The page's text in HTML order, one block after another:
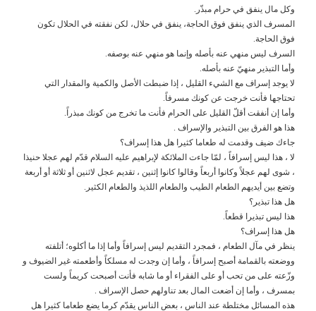
وكل مال ينفق في حرام مبذّر.
المسرف الذي ينفق فوق الحاجة، ينفق في حلال، لكن نفقته في الحلال تكون
فوق الحاجة.
السرف ليس منهي عنه بأصله وإنما هو منهي عنه بوصفه.
وأما التبذير منهيّ عنه بأصله.
لا يوجد إسراف مع الشيء القليل ، إذا ضبطت الأصل والكمية والمقدار التي
تحتاجها فأنت خرجت عن كونك مسرفاً.
وأما إن أنفقت أقلّ القليل على الحرام فأنت ما تخرج من كونك مبذراً.
هذا هو الفرق بين التبذير والإسراف .
جاءك ضيف وقدمت له طعاما كثيرا هل هذا إسراف؟
لا ، هذا ليس إسرافاً ، لمّا جاءت الملائكة لإبراهيم عليه السلام قدّم لهم عجلا حنيذا
، شوى لهم عجلاً وكانوا أربعاً وقالوا كانوا إثنين ، تقديم عجل لاثنين أو ثلاثة أو أربعة
وتضع بين أيديهم الطعام الطيب والطعام اللذيذ والطعام الكثير.
هل هذا تبذير؟
هذا ليس تبذيرا قطعاً.
هل هذا إسراف؟
ينظر في مآل الطعام ، فمجرد التقديم ليس إسرافاً وأما إذا ما أكلوه؛ أتلفته
ووضعته بالقمامة أصبح إسرافاً ، وأما إن وجدت له مسلكاً وأطعمته غير الضيوف و
وزّعته على من تحب أو على الفقراء أو ما شابه فأنت أصبحت كريماً ولست
بمسرف ، وأما إن أضعت المال بعد تناولهم حصل الإسراف .
هذه المسائل مختلطة عند الناس ، بعض الناس يقدّم كرما يضع طعاما كثيرا هل